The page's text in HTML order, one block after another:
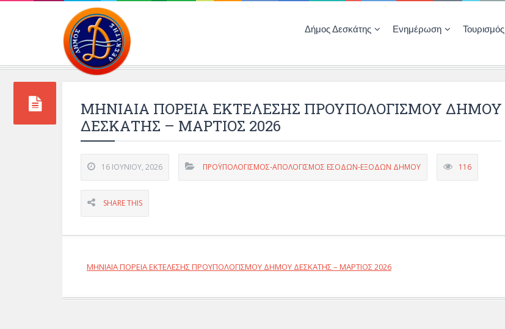
Δήμος Δεσκάτης Ενημέρωση Τουρισμός
ΜΗΝΙΑΙΑ ΠΟΡΕΙΑ ΕΚΤΕΛΕΣΗΣ ΠΡΟΥΠΟΛΟΓΙΣΜΟΥ ΔΗΜΟΥ
ΔΕΣΚΑΤΗΣ – ΜΑΡΤΙΟΣ 2026
16 ΙΟΥΝΊΟΥ, 2026 ΠΡΟΫΠΟΛΟΓΙΣΜΟΣ-ΑΠΟΛΟΓΙΣΜΟΣ ΕΣΟΔΩΝ-ΕΞΟΔΩΝ ΔΗΜΟΥ 116
SHARE THIS
ΜΗΝΙΑΙΑ ΠΟΡΕΙΑ ΕΚΤΕΛΕΣΗΣ ΠΡΟΥΠΟΛΟΓΙΣΜΟΥ ΔΗΜΟΥ ΔΕΣΚΑΤΗΣ – ΜΑΡΤΙΟΣ 2026